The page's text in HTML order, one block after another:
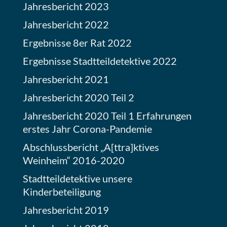
Jahresbericht 2023
Jahresbericht 2022
Ergebnisse 8er Rat 2022
Ergebnisse Stadtteildetektive 2022
Jahresbericht 2021
Jahresbericht 2020 Teil 2
Jahresbericht 2020 Teil 1 Erfahrungen
erstes Jahr Corona-Pandemie
Abschlussbericht „A[ttra]ktives
Weinheim“ 2016-2020
Stadtteildetektive unsere
Kinderbeteiligung
Jahresbericht 2019